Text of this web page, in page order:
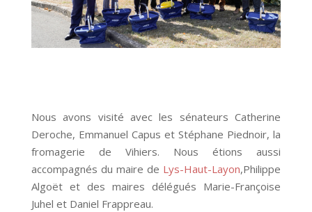
Nous avons visité avec les sénateurs Catherine
Deroche, Emmanuel Capus et Stéphane Piednoir, la
fromagerie de Vihiers. Nous étions aussi
accompagnés du maire de Lys-Haut-Layon,Philippe
Algoët et des maires délégués Marie-Françoise
Juhel et Daniel Frappreau.